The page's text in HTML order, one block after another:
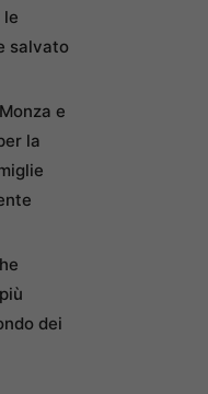
le
salvato
e
la
dei